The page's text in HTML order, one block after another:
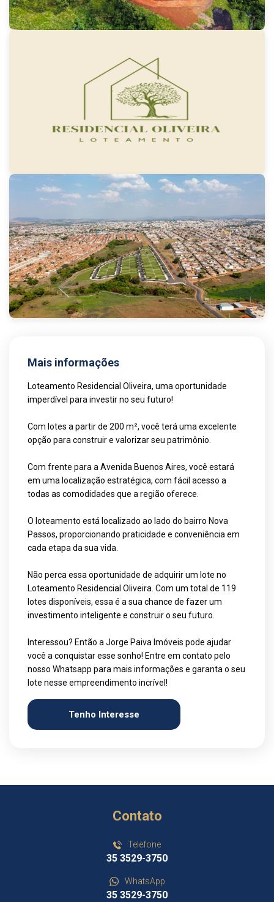
Mais informações
Loteamento Residencial Oliveira, uma oportunidade
imperdível para investir no seu futuro!
Com lotes a partir de 200 m², você terá uma excelente
opção para construir e valorizar seu patrimônio.
Com frente para a Avenida Buenos Aires, você estará
em uma localização estratégica, com fácil acesso a
todas as comodidades que a região oferece.
O loteamento está localizado ao lado do bairro Nova
Passos, proporcionando praticidade e conveniência em
cada etapa da sua vida.
Não perca essa oportunidade de adquirir um lote no
Loteamento Residencial Oliveira. Com um total de 119
lotes disponíveis, essa é a sua chance de fazer um
investimento inteligente e construir o seu futuro.
Interessou? Então a Jorge Paiva Imóveis pode ajudar
você a conquistar esse sonho! Entre em contato pelo
nosso Whatsapp para mais informações e garanta o seu
lote nesse empreendimento incrível!
Tenho Interesse
Contato
Telefone
35 3529-3750
WhatsApp
35 3529-3750